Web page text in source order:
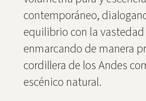
contemporáneo,
equilibrio con la
enmarcando de manera
cordillera de los Andes
escénico natural.